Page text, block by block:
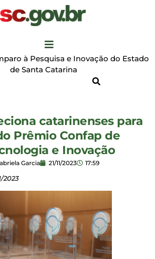
à Pesquisa e Inovação do Estado
de Santa Catarina
catarinenses para
Prêmio Confap de
e Inovação
Garcia 21/11/2023 17:59
2023